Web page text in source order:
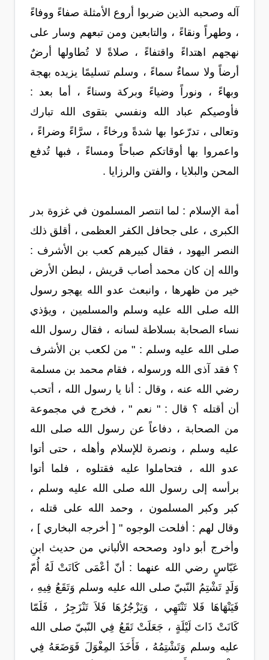
آله وصحبه الذين ضربوا أروع الأمثلة صفاءً ووفاءً
، وطهراً ونقاءً ، والتابعين ومن تبعهم وسار على
نهجهم اهتداءً واقتفاءً ، صلاةً لا تُطاولها أرضٌ
أرضاً ولا سماءٌ سماءً ، وسلم تسليمًا يزيده بهجة
وبهاءً ، ونوراً وضياءً وبركة وسناءً ، أما بعد :
فأوصيكم عباد الله ونفسي بتقوى الله تبارك
وتعالى ، تدرّعوا بها شدةً ورخاءً ، سرَّاءً وضراءً ،
واعمروا بها أوقاتكم صباحاً ومساءً ، فبها تُدفع
المحن والبلايا ، والفتن والرزايا .
أمة الإسلام : لما انتصر المسلمون في غزوة بدر
الكبرى ، على جحافل الكفر العظمى ، أقلق ذلك
النصر اليهود ، فقال كبيرهم كعب بن الأشرف :
والله إن كان محمد أصاب قريش ، لبطن الأرض
خير من ظهرها ، وانبعث عدو الله يهجو رسول
الله صلى الله عليه وسلم والمسلمين ، ويؤذي
نساء الصحابة بسلاطة لسانه ، فقال رسول الله
صلى الله عليه وسلم : " من لكعب بن الأشرف
؟ فقد آذى الله ورسوله ، فقام محمد بن مسلمة
رضي الله عنه ، وقال : أنا يا رسول الله ، أتحب
أن أقتله ؟ قال : " نعم " ، فخرج في مجموعة
من الصحابة ، دفاعاً عن رسول الله صلى الله
عليه وسلم ، ونصرة للإسلام وأهله ، حتى أتوا
عدو الله ، فتحاملوا عليه فقتلوه ، فلما أتوا
برأسه إلى رسول الله صلى الله عليه وسلم ،
كبر وكبر المسلمون ، وحمد الله على قتله ،
وقال لهم : أفلحت الوجوه " [ أخرجه البخاري ] ،
وأخرج أبو داود وصححه الألباني من حديث ابنِ
عَبّاسٍ رضي الله عنهما : أنّ أعْمَى كَانَتْ لَهُ أُمّ
وَلَدٍ تَشْتِمُ النّبيّ صلى الله عليه وسلم وَتَقَعُ فِيهِ ،
فَيَنْهَاهَا فَلا تَنْتَهِي ، وَيَزْجُرُهَا فَلاَ تَنْزَجِرُ ، فَلَمّا
كَانَتْ ذَاتَ لَيْلَةٍ ، جَعَلَتْ تَقَعُ فِي النّبيّ صلى الله
عليه وسلم وَتَشْتِمُهُ ، فَأَخَذَ المِغْوَلَ فَوَضَعَهُ فِي